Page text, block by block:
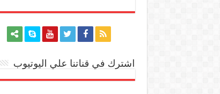
اشترك في قناتنا علي اليوتيوب